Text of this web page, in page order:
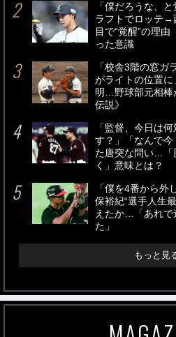
「僕だろうな、
ラフトでロッテ
目で“覚醒”の理
った意識
「校舎3階の窓ガ
がライトの位置に
明…野球部元相棒
伝説》
「監督、今日は
す？」「なんで
た唐突な問い…「
く」意味とは？
「僕を4番から外
保裕紀“選手人生
えたか…「あれで
た」
もっと見